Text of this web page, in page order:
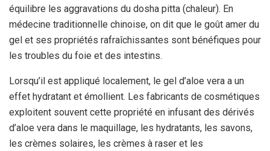
équilibre les aggravations du dosha pitta (chaleur). En
médecine traditionnelle chinoise, on dit que le goût amer du
gel et ses propriétés rafraîchissantes sont bénéfiques pour
les troubles du foie et des intestins.
Lorsqu’il est appliqué localement, le gel d’aloe vera a un
effet hydratant et émollient. Les fabricants de cosmétiques
exploitent souvent cette propriété en infusant des dérivés
d’aloe vera dans le maquillage, les hydratants, les savons,
les crèmes solaires, les crèmes à raser et les